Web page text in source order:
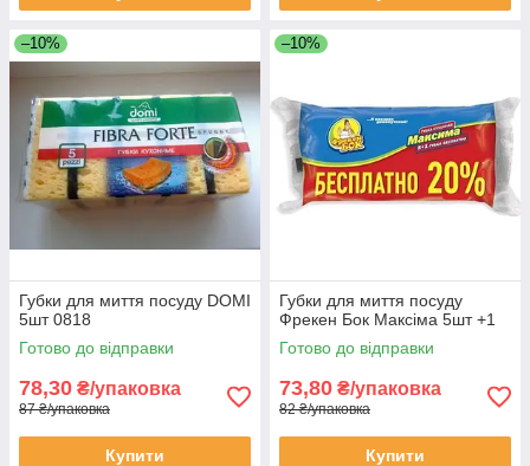
–10%
Губки для миття посуду DOMI
5шт 0818
Готово до відправки
78,30 ₴/упаковка
87 ₴/упаковка
Купити
–10%
Губки для миття посуду
Фрекен Бок Максіма 5шт +1
Готово до відправки
73,80 ₴/упаковка
82 ₴/упаковка
Купити